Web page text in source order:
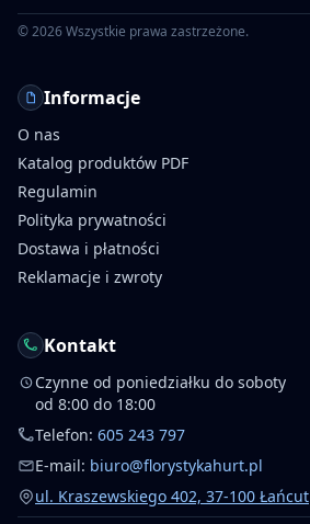
©2026Wszystkie prawa zastrzeżone.
Informacje
O nas
Katalog produktów PDF
Regulamin
Polityka prywatności
Dostawa i płatności
Reklamacje i zwroty
Kontakt
Czynne od poniedziałku do soboty
od 8:00 do 18:00
Telefon: 605 243 797
E-mail: biuro@florystykahurt.pl
ul. Kraszewskiego 402, 37-100 Łańcut